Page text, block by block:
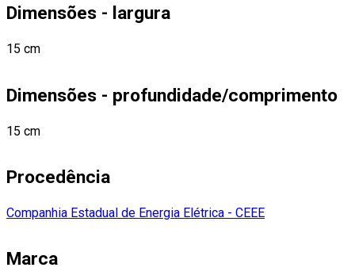
Dimensões - largura
15 cm
Dimensões - profundidade/comprimento
15 cm
Procedência
Companhia Estadual de Energia Elétrica - CEEE
Marca